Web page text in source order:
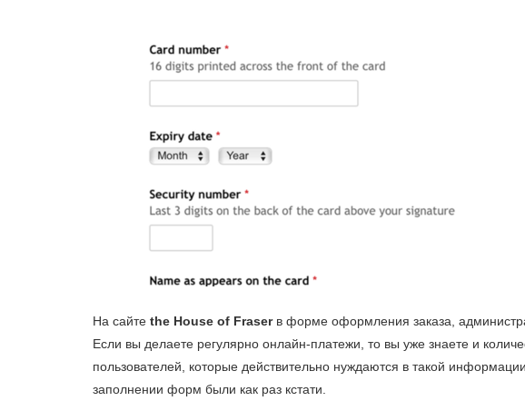
На сайте the House of Fraserв форме оформления заказа,
Если вы делаете регулярно онлайн-платежи, то вы уже знаете и
пользователей, которые действительно нуждаются в такой
заполнении форм были как раз кстати.